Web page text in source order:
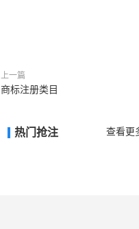
上一篇
商标注册类目
热门抢注 查看更